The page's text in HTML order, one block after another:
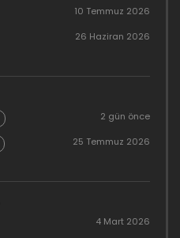
10 Temmuz 2026
26 Haziran 2026
2 gün önce
25 Temmuz 2026
4 Mart 2026